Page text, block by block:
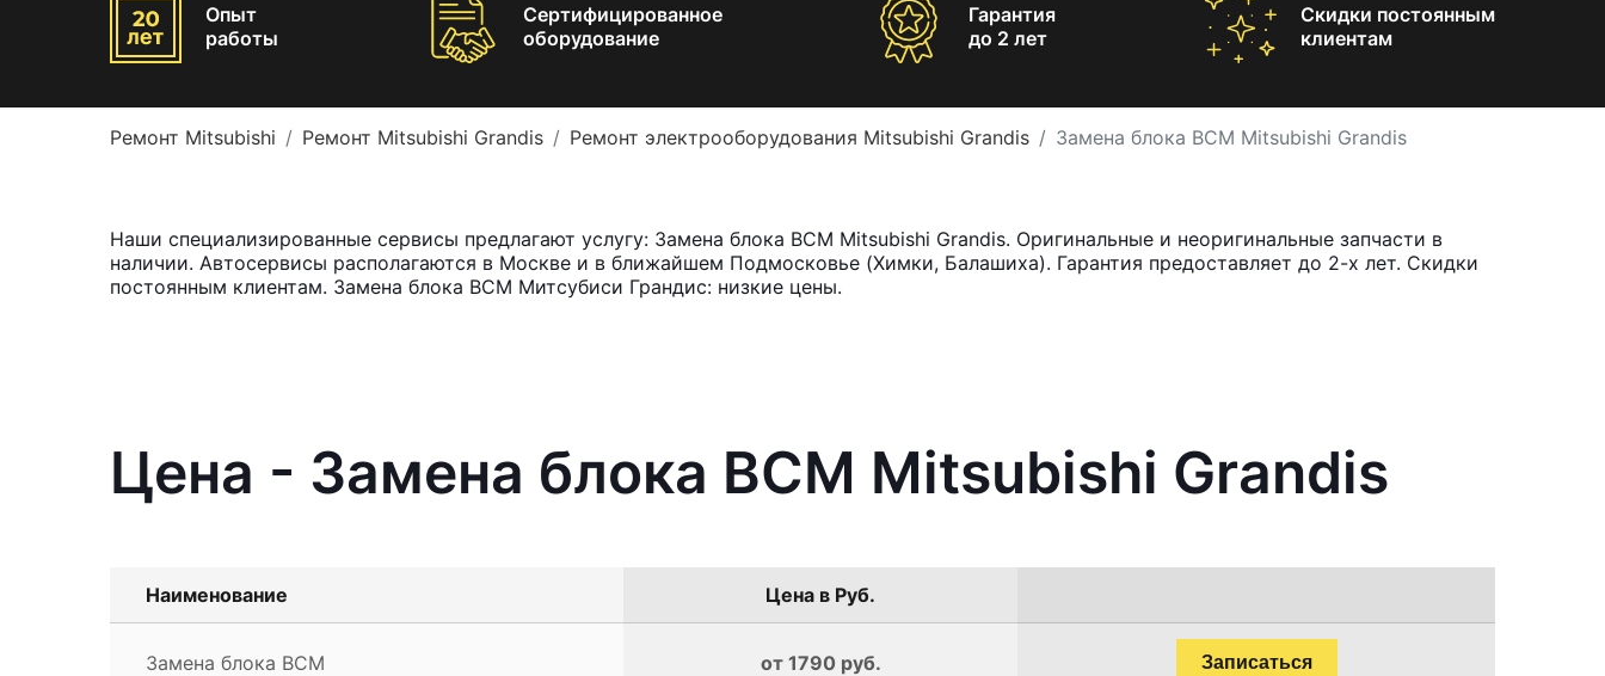
Опыт
работы
Сертифицированное
оборудование
Гарантия
до 2 лет
Скидки постоянным
клиентам
Ремонт Mitsubishi Ремонт Mitsubishi Grandis Ремонт электрооборудования Mitsubishi Grandis Замена блока BCM Mitsubishi Grandis
Наши специализированные сервисы предлагают услугу: Замена блока BCM Mitsubishi Grandis. Оригинальные и неоригинальные запчасти в
наличии. Автосервисы располагаются в Москве и в ближайшем Подмосковье (Химки, Балашиха). Гарантия предоставляет до 2-х лет. Скидки
постоянным клиентам. Замена блока BCM Митсубиси Грандис: низкие цены.
Цена - Замена блока BCM Mitsubishi Grandis
Наименование Цена в Руб.
Замена блока BCM от 1790 руб. Записаться